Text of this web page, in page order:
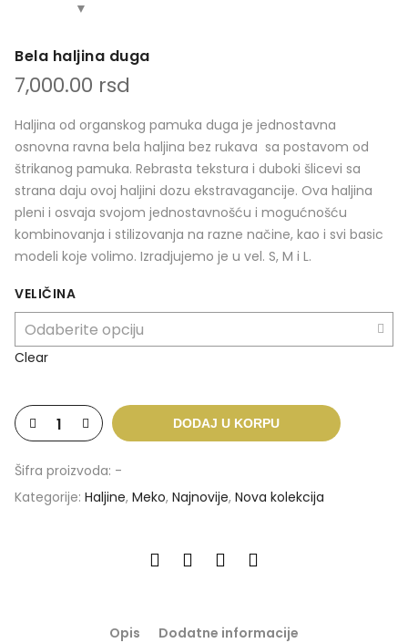
Bela haljina duga
7,000.00 rsd
Haljina od organskog pamuka duga je jednostavna
osnovna ravna bela haljina bez rukava sa postavom od
štrikanog pamuka. Rebrasta tekstura i duboki šlicevi sa
strana daju ovoj haljini dozu ekstravagancije. Ova haljina
pleni i osvaja svojom jednostavnošću i mogućnošću
kombinovanja i stilizovanja na razne načine, kao i svi basic
modeli koje volimo. Izradjujemo je u vel. S, M i L.
VELIČINA
Clear
DODAJ U KORPU
Šifra proizvoda: -
Kategorije: Haljine, Meko, Najnovije, Nova kolekcija
Opis Dodatne informacije